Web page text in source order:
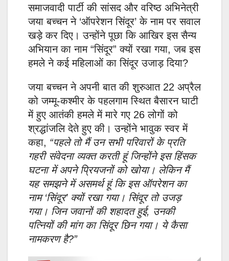
समाजवादी पार्टी की सांसद और वरिष्ठ अभिनेत्री
जया बच्चन ने ‘ऑपरेशन सिंदूर’ के नाम पर सवाल
खड़े कर दिए। उन्होंने पूछा कि आखिर इस सैन्य
अभियान का नाम “सिंदूर” क्यों रखा गया, जब इस
हमले ने कई महिलाओं का सिंदूर उजाड़ दिया?
जया बच्चन ने अपनी बात की शुरुआत 22 अप्रैल
को जम्मू-कश्मीर के पहलगाम स्थित बैसारन घाटी
में हुए आतंकी हमले में मारे गए 26 लोगों को
श्रद्धांजलि देते हुए की। उन्होंने भावुक स्वर में
कहा, “पहले तो मैं उन सभी परिवारों के प्रति
गहरी संवेदना व्यक्त करती हूं जिन्होंने इस हिंसक
घटना में अपने प्रियजनों को खोया। लेकिन मैं
यह समझने में असमर्थ हूं कि इस ऑपरेशन का
नाम ‘सिंदूर’ क्यों रखा गया। सिंदूर तो उजड़
गया। जिन जवानों की शहादत हुई, उनकी
पत्नियों की मांग का सिंदूर छिन गया। ये कैसा
नामकरण है?”